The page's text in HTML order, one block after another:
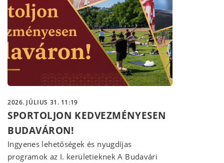
2026. JÚLIUS 31. 11:19
SPORTOLJON KEDVEZMÉNYESEN
BUDAVÁRON!
Ingyenes lehetőségek és nyugdíjas
programok az I. kerületieknek A Budavári